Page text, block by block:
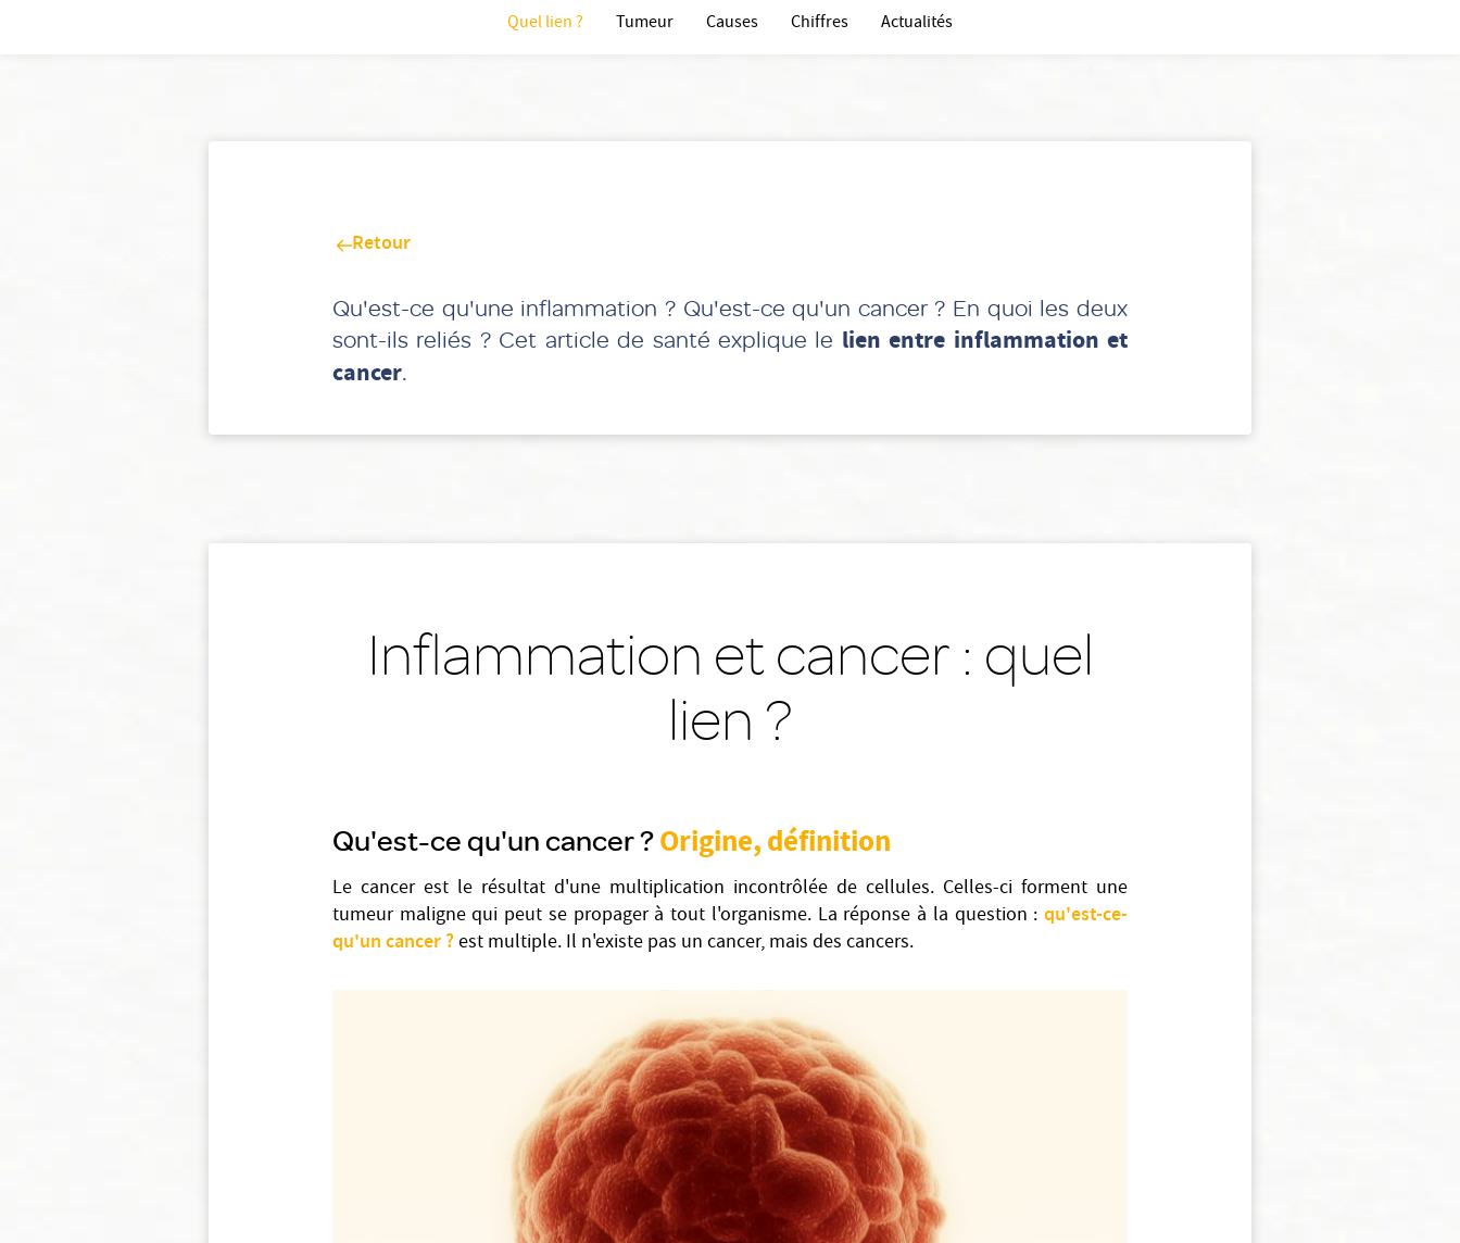
Quel lien ? Tumeur Causes Chiffres Actualités
Retour
Qu'est-ce qu'une inflammation ? Qu'est-ce qu'un cancer ? En quoi les deux
sont-ils reliés ? Cet article de santé explique le lien entre inflammation et
cancer.
Inflammation et cancer : quel
lien ?
Qu'est-ce qu'un cancer ?Origine, définition
Le cancer est le résultat d'une multiplication incontrôlée de cellules. Celles-ci forment une
tumeur maligne qui peut se propager à tout l'organisme. La réponse à la question : qu'est-ce-
qu'un cancer ?est multiple. Il n'existe pas un cancer, mais des cancers.